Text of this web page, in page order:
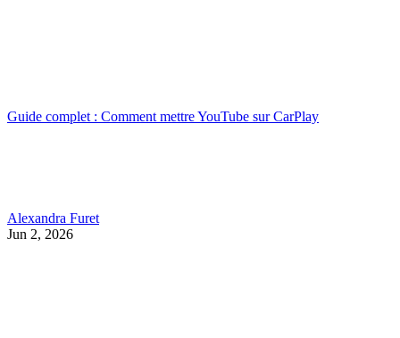
Guide complet : Comment mettre YouTube sur CarPlay
Alexandra Furet
Jun 2, 2026